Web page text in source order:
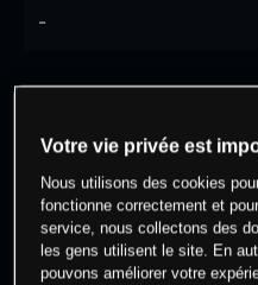
-
cet actif
Votre vie privée est
Nous utilisons des cookies
fonctionne correctement et
service, nous collectons des
les gens utilisent le site. En
pouvons améliorer votre